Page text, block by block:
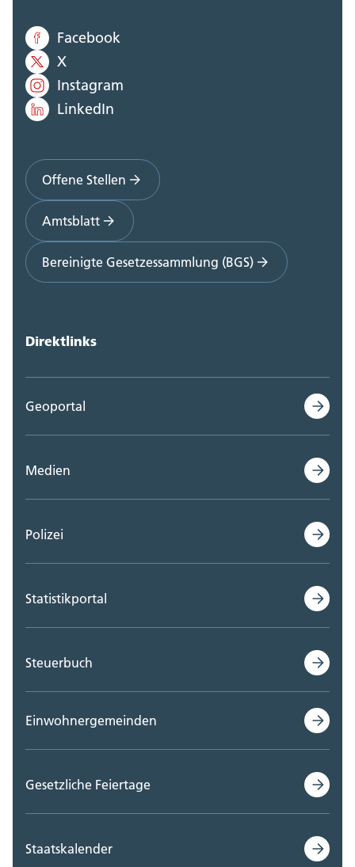
Facebook
X
Instagram
LinkedIn
Offene Stellen
Amtsblatt
Bereinigte Gesetzessammlung (BGS)
Direktlinks
Geoportal
Medien
Polizei
Statistikportal
Steuerbuch
Einwohnergemeinden
Gesetzliche Feiertage
Staatskalender